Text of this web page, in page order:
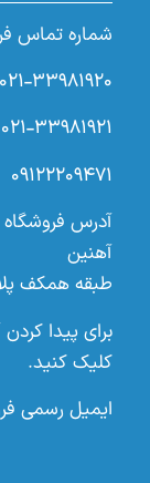
شماره تماس
۰۲۱-۳۳۹۸۱۹۲۰
۰۲۱-۳۳۹۸۱۹۲۱
۰۹۱۲۲۲۰۹۴۷۱
آدرس فروشگاه
آهنین
طبقه همکف پلاک
برای پیدا
کلیک کنید.
ایمیل رسمی